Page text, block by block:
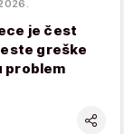
je čest
greške
problem